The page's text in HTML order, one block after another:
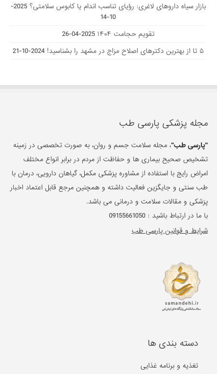
بازار سیاه داروهای لاغری: رؤیای تناسب اندام یا کابوس سلامتی؟
2025-
10-14
تقویم حجامت ۱۴۰۴
2025-04-26
۵ تا از بهترین دکتر‌های اصلاح مزاج در مشهد را بشناسید!
2024-10-21
مجله پزشکی پارسی طب
"پارسی طب"، مجله سلامت جسم و روان، به صورت تخصصی در زمینه
تشخیص صحیح بیماری ها و حفاظت از مردم در برابر انواع مختلف
امراض رایج با استفاده از مشاوره پزشکی مکمل، گیاهان دارویی، درمان با
طب سنتی و جایگزین فعالیت داشته و همچنین مرجع قابل اعتماد اخبار
پزشکی و مقالات سلامت و درمانی می باشد.
با ما در ارتباط باشید :09155661050
شرایط و قوانین پارسی طب
دسته بندی ها
تغذیه و برنامه غذایی